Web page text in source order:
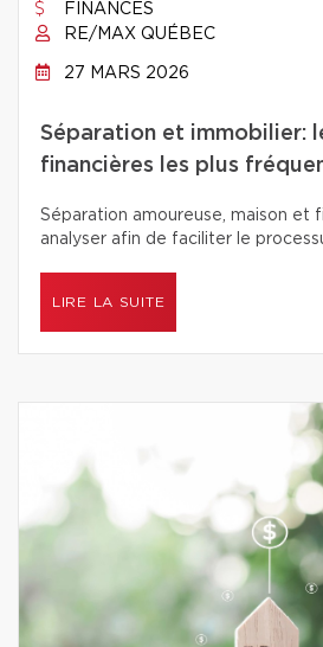
FINANCES
RE/MAX QUÉBEC
27 MARS 2026
Séparation et immobilier:
financières les plus
Séparation amoureuse, maison et
analyser afin de faciliter le
LIRE LA SUITE